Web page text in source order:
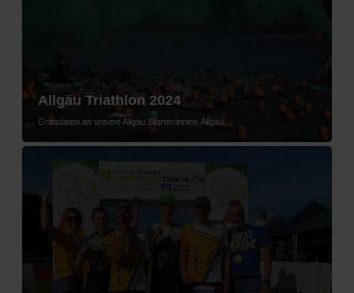
Allgäu Triathlon 2024
Gratulation an unsere Allgäu Starter/innen: Allgäu...